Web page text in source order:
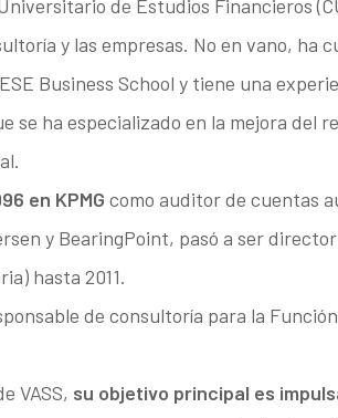
de Estudios Financieros
y las empresas. No en vano, ha
Business School y tiene una
se ha especializado en la mejora del
en KPMG como auditor de cuentas
y BearingPoint, pasó a ser
hasta 2011.
de consultoría para la
VASS, su objetivo principal es